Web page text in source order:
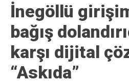
İnegöllü
bağış
karşı dijital
“Askıda”